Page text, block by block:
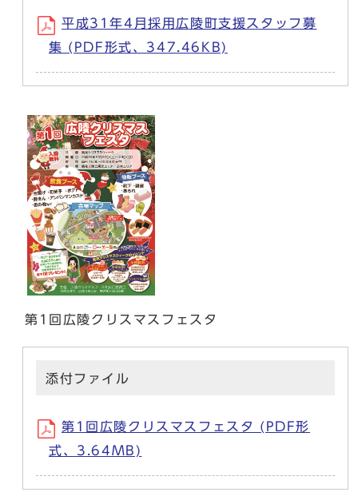
平成31年4月採用広陵町支援スタッフ募
集 (PDF形式、347.46KB)
第1回広陵クリスマスフェスタ
添付ファイル
第1回広陵クリスマスフェスタ (PDF形
式、3.64MB)